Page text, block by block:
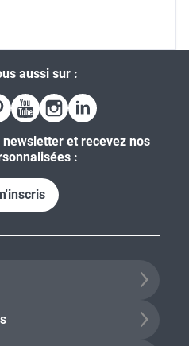
aussi sur :
et recevez nos
: